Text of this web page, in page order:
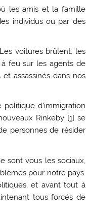
les amis et la famille
individus ou par des
voitures brûlent, les
feu sur les agents de
assassinés dans nos
d’immigration
Rinkeby [1] se
personnes de résider
sont vous les sociaux,
pour notre pays.
et avant tout à
tous forcés de